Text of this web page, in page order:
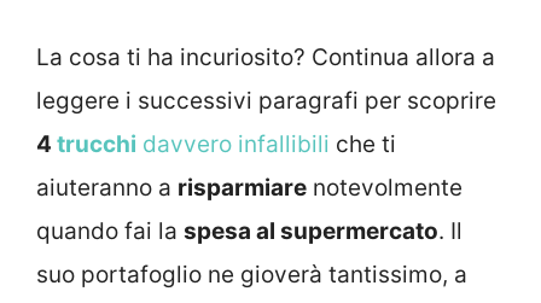
La cosa ti ha incuriosito? Continua allora a
leggere i successivi paragrafi per scoprire
4 trucchi davvero infallibili che ti
aiuteranno a risparmiare notevolmente
quando fai la spesa al supermercato. Il
suo portafoglio ne gioverà tantissimo, a